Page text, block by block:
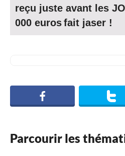
reçu juste avant les
000 euros fait jaser !
Parcourir les